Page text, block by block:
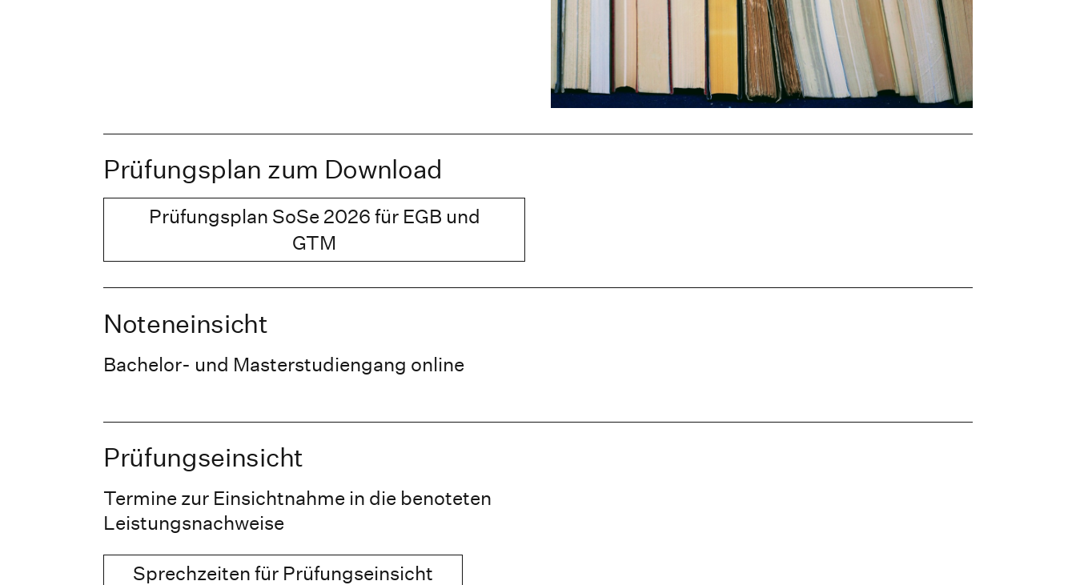
Prüfungsplan zum Download
Prüfungsplan SoSe 2026 für EGB und
GTM
Noteneinsicht
Bachelor- und Masterstudiengang online
Prüfungseinsicht
Termine zur Einsichtnahme in die benoteten
Leistungsnachweise
Sprechzeiten für Prüfungseinsicht